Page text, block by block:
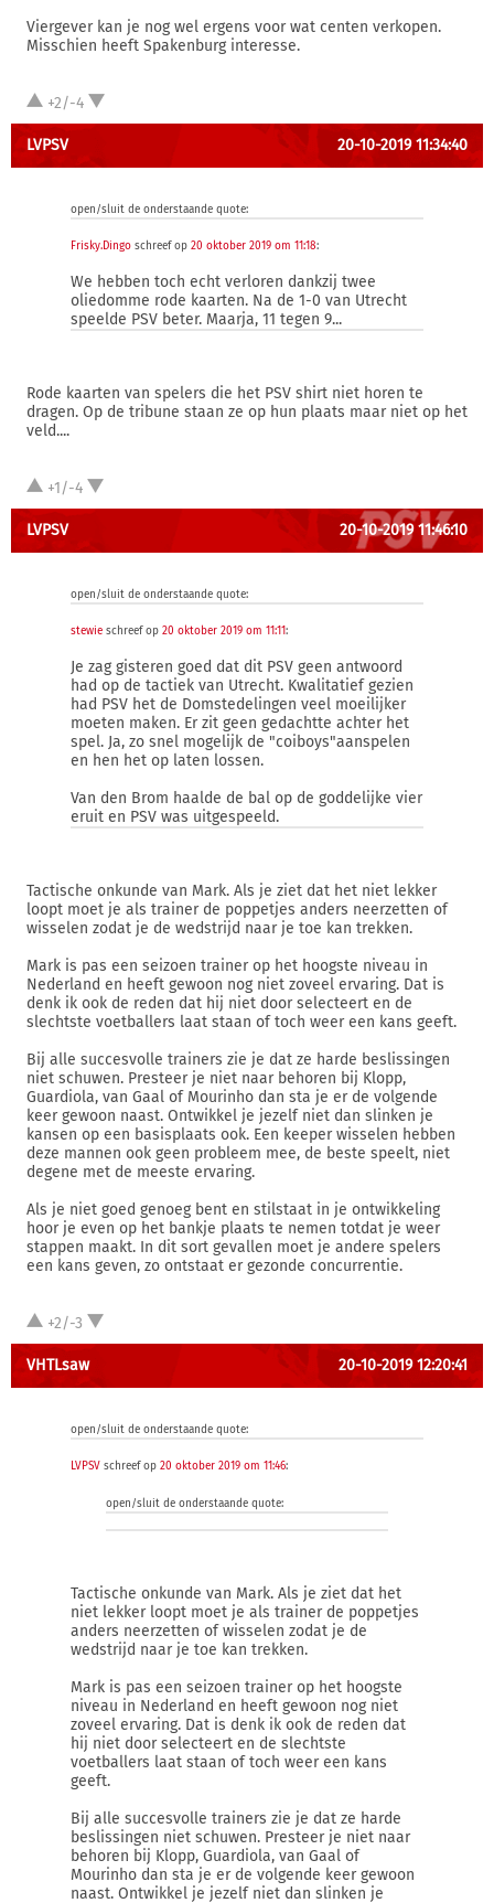
Viergever kan je nog wel ergens voor wat centen verkopen.
Misschien heeft Spakenburg interesse.
+2/-4
LVPSV 20-10-2019 11:34:40
open/sluit de onderstaande quote:
Frisky.Dingo schreef op 20 oktober 2019 om 11:18:
We hebben toch echt verloren dankzij twee
oliedomme rode kaarten. Na de 1-0 van Utrecht
speelde PSV beter. Maarja, 11 tegen 9...
Rode kaarten van spelers die het PSV shirt niet horen te
dragen. Op de tribune staan ze op hun plaats maar niet op het
veld....
+1/-4
LVPSV 20-10-2019 11:46:10
open/sluit de onderstaande quote:
stewie schreef op 20 oktober 2019 om 11:11:
Je zag gisteren goed dat dit PSV geen antwoord
had op de tactiek van Utrecht. Kwalitatief gezien
had PSV het de Domstedelingen veel moeilijker
moeten maken. Er zit geen gedachtte achter het
spel. Ja, zo snel mogelijk de "coiboys"aanspelen
en hen het op laten lossen.
Van den Brom haalde de bal op de goddelijke vier
eruit en PSV was uitgespeeld.
Tactische onkunde van Mark. Als je ziet dat het niet lekker
loopt moet je als trainer de poppetjes anders neerzetten of
wisselen zodat je de wedstrijd naar je toe kan trekken.
Mark is pas een seizoen trainer op het hoogste niveau in
Nederland en heeft gewoon nog niet zoveel ervaring. Dat is
denk ik ook de reden dat hij niet door selecteert en de
slechtste voetballers laat staan of toch weer een kans geeft.
Bij alle succesvolle trainers zie je dat ze harde beslissingen
niet schuwen. Presteer je niet naar behoren bij Klopp,
Guardiola, van Gaal of Mourinho dan sta je er de volgende
keer gewoon naast. Ontwikkel je jezelf niet dan slinken je
kansen op een basisplaats ook. Een keeper wisselen hebben
deze mannen ook geen probleem mee, de beste speelt, niet
degene met de meeste ervaring.
Als je niet goed genoeg bent en stilstaat in je ontwikkeling
hoor je even op het bankje plaats te nemen totdat je weer
stappen maakt. In dit sort gevallen moet je andere spelers
een kans geven, zo ontstaat er gezonde concurrentie.
+2/-3
VHTLsaw 20-10-2019 12:20:41
open/sluit de onderstaande quote:
LVPSV schreef op 20 oktober 2019 om 11:46:
open/sluit de onderstaande quote:
Tactische onkunde van Mark. Als je ziet dat het
niet lekker loopt moet je als trainer de poppetjes
anders neerzetten of wisselen zodat je de
wedstrijd naar je toe kan trekken.
Mark is pas een seizoen trainer op het hoogste
niveau in Nederland en heeft gewoon nog niet
zoveel ervaring. Dat is denk ik ook de reden dat
hij niet door selecteert en de slechtste
voetballers laat staan of toch weer een kans
geeft.
Bij alle succesvolle trainers zie je dat ze harde
beslissingen niet schuwen. Presteer je niet naar
behoren bij Klopp, Guardiola, van Gaal of
Mourinho dan sta je er de volgende keer gewoon
naast. Ontwikkel je jezelf niet dan slinken je